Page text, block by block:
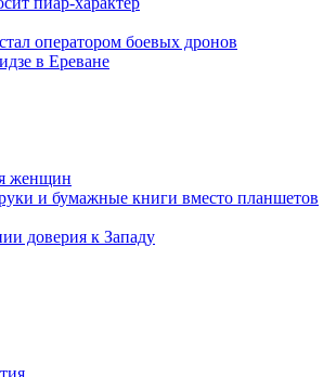
оператором боевых дронов
в Ереване
женщин
и бумажные книги вместо планшетов
доверия к Западу